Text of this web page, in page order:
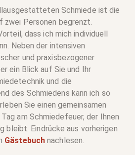
Schmiede ist die
zwei Personen begrenzt.
dass ich mich individuell
Neben der intensiven
und praxisbezogener
ein Blick auf Sie und Ihr
und die
des Schmiedens kann ich so
Sie einen gemeinsamen
am Schmiedefeuer, der Ihnen
bleibt. Eindrücke aus vorherigen
Gästebuch nachlesen.